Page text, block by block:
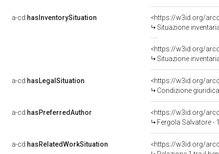
a-cd:hasInventorySituation
<https://w3id.org/
Situazione
<https://w3id.org/
Situazione
a-cd:hasLegalSituation
<https://w3id.org/
Condizione
a-cd:hasPreferredAuthor
<https://w3id.org/
Fergola Salvatore -
a-cd:hasRelatedWorkSituation
<https://w3id.org/